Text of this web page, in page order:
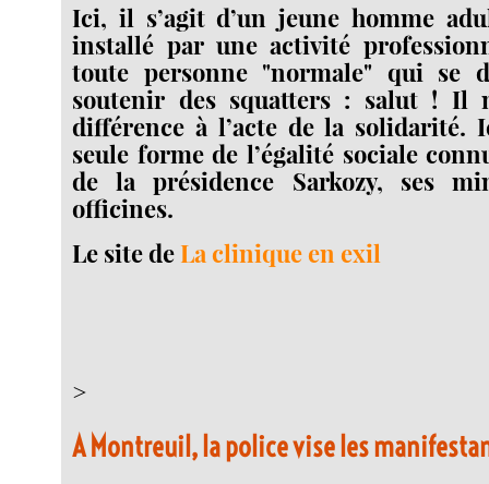
Ici, il s’agit d’un jeune homme
installé par une activité
toute personne "normale" qui se
soutenir des squatters : salut ! Il
différence à l’acte de la solidarité.
seule forme de l’égalité sociale
de la présidence Sarkozy, ses
officines.
Le site deLa clinique en exil
>
A Montreuil, la police vise les